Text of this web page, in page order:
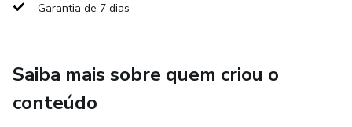
Identificar o tipo de calvície e suas causas;
nutrientes essenciais;
Garantia de 7 dias
Saiba mais sobre quem criou o
conteúdo